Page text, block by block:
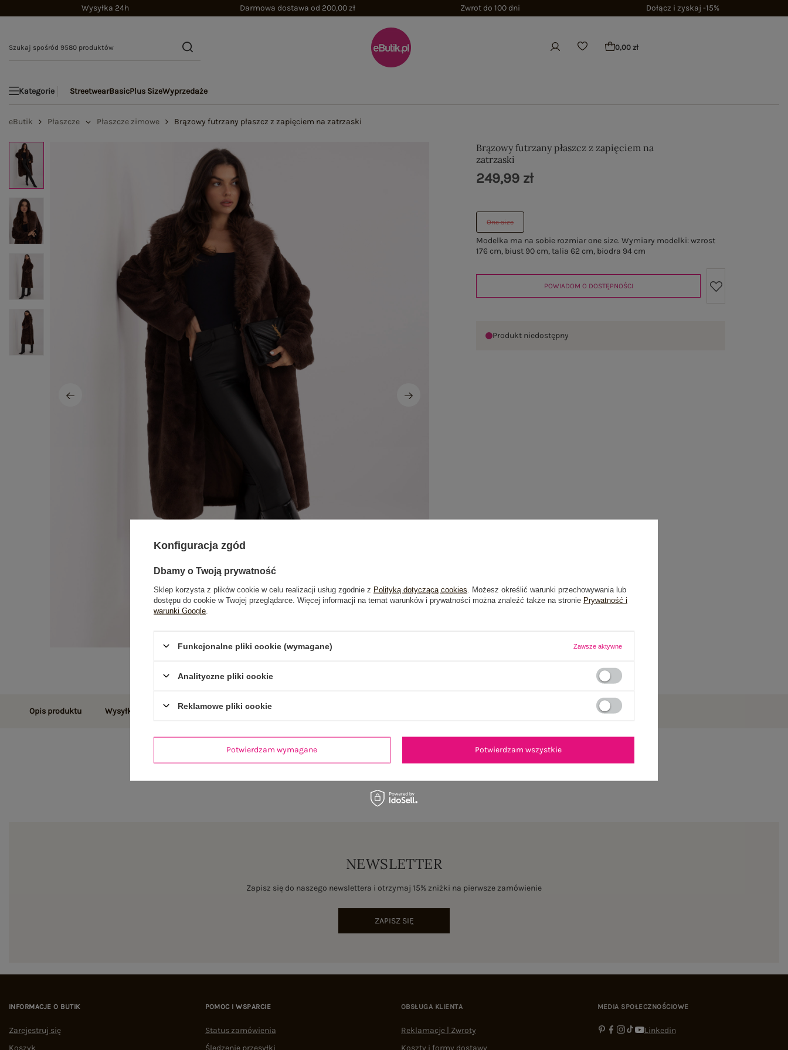
Wysyłka 24h Darmowa dostawa od 200,00 zł Zwrot do 100 dni Dołącz i zyskaj -15%
0,00 zł
Kategorie StreetwearBasicPlus SizeWyprzedaże
eButik Płaszcze Płaszcze zimowe Brązowy futrzany płaszcz z zapięciem na zatrzaski
Brązowy futrzany płaszcz z zapięciem na
zatrzaski
One size
Modelka ma na sobie rozmiar one size. Wymiary modelki: wzrost
176 cm, biust 90 cm, talia 62 cm, biodra 94 cm
249,99 zł
POWIADOM O DOSTĘPNOŚCI
Produkt niedostępny
Opis produktu Wysyłka i dostawa Zwroty i reklamacje
NEWSLETTER
Zapisz się do naszego newslettera i otrzymaj 15% zniżki na pierwsze zamówienie
ZAPISZ SIĘ
INFORMACJE O BUTIK
Zarejestruj się
Koszyk
POMOC I WSPARCIE
Status zamówienia
Śledzenie przesyłki
OBSŁUGA KLIENTA
Reklamacje | Zwroty
Koszty i formy dostawy
MEDIA SPOŁECZNOŚCIOWE
Linkedin
Konfiguracja zgód
Dbamy o Twoją prywatność
Sklep korzysta z plików cookie w celu realizacji usług zgodnie z Polityką dotyczącą cookies . Możesz określić warunki przechowywania lub
dostępu do cookie w Twojej przeglądarce. Więcej informacji na temat warunków i prywatności można znaleźć także na stronie Prywatność i
warunki Google
Funkcjonalne pliki cookie (wymagane) Zawsze aktywne
Analityczne pliki cookie
Reklamowe pliki cookie
Potwierdzam wymagane Potwierdzam wszystkie